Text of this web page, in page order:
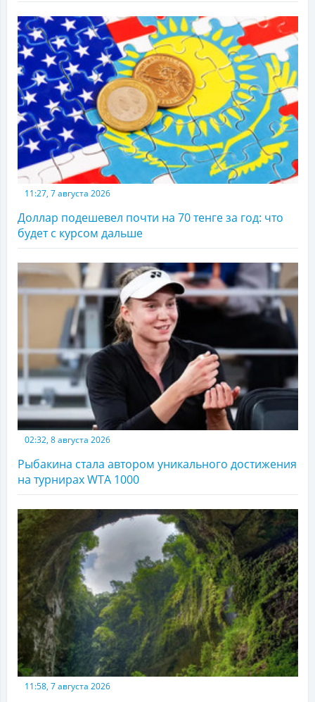
11:27, 7 августа 2026
Доллар подешевел почти на 70 тенге за год: что
будет с курсом дальше
02:32, 8 августа 2026
Рыбакина стала автором уникального достижения
на турнирах WTA 1000
11:58, 7 августа 2026